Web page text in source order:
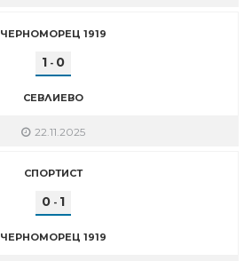
ЧЕРНОМОРЕЦ 1919
1 - 0
СЕВЛИЕВО
22.11.2025
СПОРТИСТ
0 - 1
ЧЕРНОМОРЕЦ 1919